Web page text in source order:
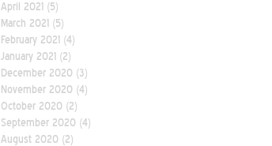
April 2021 (5)
March 2021 (5)
February 2021 (4)
January 2021 (2)
December 2020 (3)
November 2020 (4)
October 2020 (2)
September 2020 (4)
August 2020 (2)